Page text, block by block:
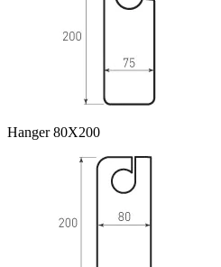
Hanger 80X200